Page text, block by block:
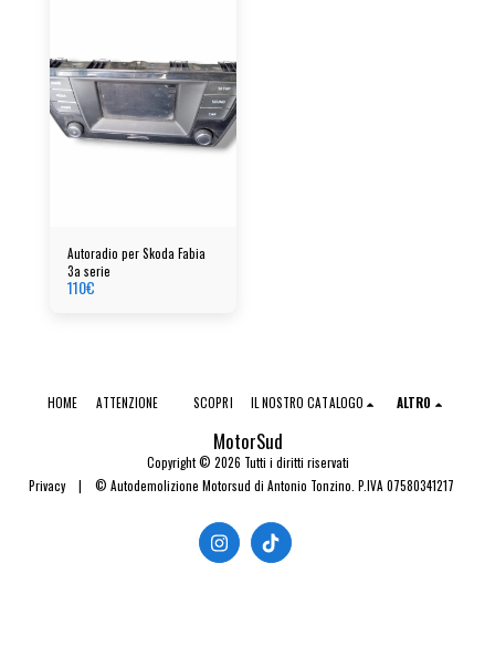
Autoradio per Skoda Fabia
3a serie
110€
MotorSud
Copyright © 2026 Tutti i diritti riservati
Privacy| © Autodemolizione Motorsud di Antonio Tonzino. P.IVA 07580341217
HOME ATTENZIONE SCOPRI IL NOSTRO CATALOGO ALTRO